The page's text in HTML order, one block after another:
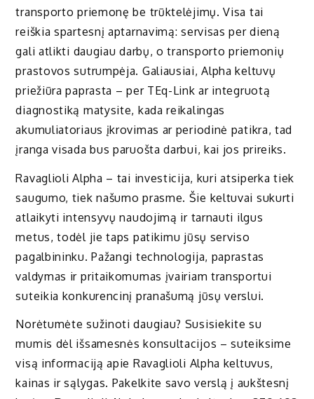
transporto priemonę be trūktelėjimų. Visa tai
reiškia spartesnį aptarnavimą: servisas per dieną
gali atlikti daugiau darbų, o transporto priemonių
prastovos sutrumpėja. Galiausiai, Alpha keltuvų
priežiūra paprasta – per TEq-Link ar integruotą
diagnostiką matysite, kada reikalingas
akumuliatoriaus įkrovimas ar periodinė patikra, tad
įranga visada bus paruošta darbui, kai jos prireiks.
Ravaglioli Alpha – tai investicija, kuri atsiperka tiek
saugumo, tiek našumo prasme. Šie keltuvai sukurti
atlaikyti intensyvų naudojimą ir tarnauti ilgus
metus, todėl jie taps patikimu jūsų serviso
pagalbininku. Pažangi technologija, paprastas
valdymas ir pritaikomumas įvairiam transportui
suteikia konkurencinį pranašumą jūsų verslui.
Norėtumėte sužinoti daugiau? Susisiekite su
mumis dėl išsamesnės konsultacijos – suteiksime
visą informaciją apie Ravaglioli Alpha keltuvus,
kainas ir sąlygas. Pakelkite savo verslą į aukštesnį